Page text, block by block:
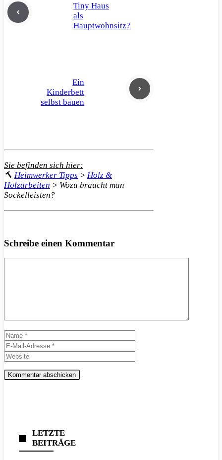
Tiny Haus
als
Hauptwohnsitz?
Ein
Kinderbett
selbst bauen
Sie befinden sich hier:
🔨 Heimwerker Tipps > Holz &
Holzarbeiten > Wozu braucht man
Sockelleisten?
Schreibe einen Kommentar
Name
Mail-
Adresse
LETZTE
BEITRÄGE